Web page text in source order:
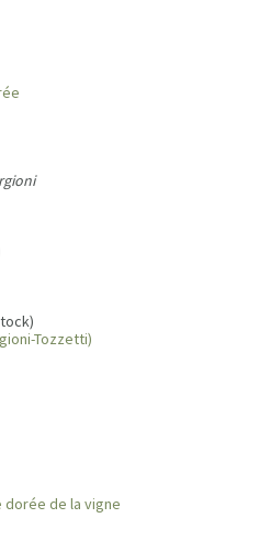
Tozzetti)
de la vigne